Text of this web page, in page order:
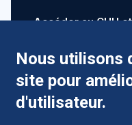
Accéder au CHU
Comment
Nous utilisons
site pour
d'utilisateur.